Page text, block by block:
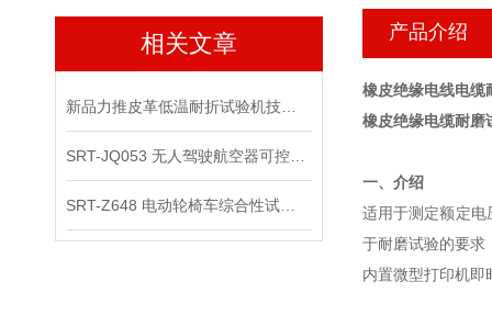
相关文章 产品介绍
橡皮绝缘电线电缆
橡皮绝缘电缆耐磨
‌一、介绍
适用于测定额定
于耐磨试验的要求
内置微型打印机即